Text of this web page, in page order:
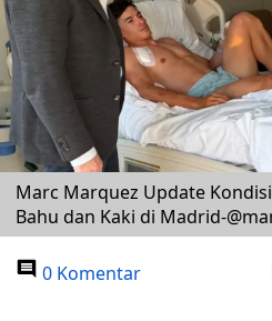
Marc Marquez Update
Bahu dan Kaki di Madrid-
0 Komentar